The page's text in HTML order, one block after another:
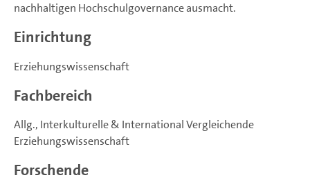
nachhaltigen Hochschulgovernance ausmacht.
Einrichtung
Erziehungswissenschaft
Fachbereich
Allg., Interkulturelle & International Vergleichende
Erziehungswissenschaft
Forschende